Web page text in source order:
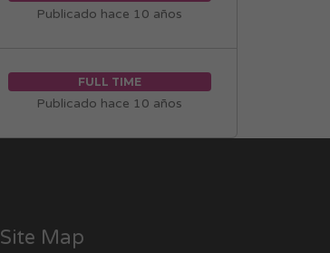
Publicado hace 10 años
FULL TIME
Publicado hace 10 años
Site Map